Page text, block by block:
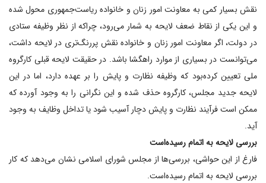
نقش بسیار کمی به معاونت امور زنان و خانواده ریاست‌جمهوری محول شده
و این یکی از نقاط ضعف لایحه به شمار می‌رود، چراکه از نظر وظیفه ستادی
در دولت، اگر معاونت امور زنان و خانواده نقش پررنگ‌تری در لایحه داشت،
می‌توانست در بسیاری از موارد راهگشا باشد. در حقیقت لایحه قبلی کارگروه
ملی تعیین کرده‌بود که وظیفه نظارت و پایش را بر عهده دارد، اما در این
لایحه جدید مجلس، کارگروه حذف شده و این نگرانی را به وجود آورده که
ممکن است فرآیند نظارت و پایش دچار آسیب شود یا تداخل وظایف به وجود
آید.
بررسی لایحه به اتمام رسیده‌است
فارغ از این حواشی، بررسی‌ها از مجلس شورای اسلامی نشان می‌دهد که کار
بررسی لایحه به اتمام رسیده‌است.